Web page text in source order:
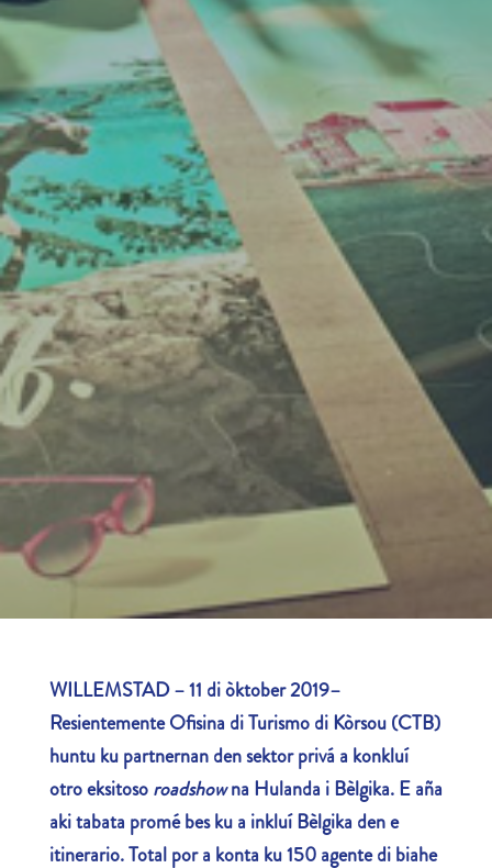
WILLEMSTAD – 11 di òktober 2019–
Resientemente Ofisina di Turismo di Kòrsou (CTB)
huntu ku partnernan den sektor privá a konkluí
otro eksitosoroadshowna Hulanda i Bèlgika. E aña
aki tabata promé bes ku a inkluí Bèlgika den e
itinerario. Total por a konta ku 150 agente di biahe